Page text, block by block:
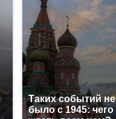
Таких событий не
было с 1945: чего